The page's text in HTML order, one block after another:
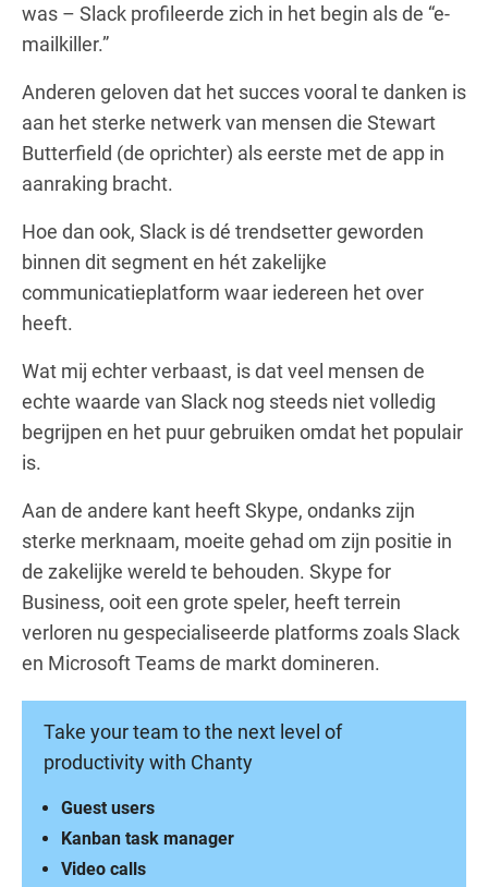
was – Slack profileerde zich in het begin als de “e-
mailkiller.”
Anderen geloven dat het succes vooral te danken is
aan het sterke netwerk van mensen die Stewart
Butterfield (de oprichter) als eerste met de app in
aanraking bracht.
Hoe dan ook, Slack is dé trendsetter geworden
binnen dit segment en hét zakelijke
communicatieplatform waar iedereen het over
heeft.
Wat mij echter verbaast, is dat veel mensen de
echte waarde van Slack nog steeds niet volledig
begrijpen en het puur gebruiken omdat het populair
is.
Aan de andere kant heeft Skype, ondanks zijn
sterke merknaam, moeite gehad om zijn positie in
de zakelijke wereld te behouden. Skype for
Business, ooit een grote speler, heeft terrein
verloren nu gespecialiseerde platforms zoals Slack
en Microsoft Teams de markt domineren.
Take your team to the next level of
productivity with Chanty
Video calls
Kanban task manager
Guest users